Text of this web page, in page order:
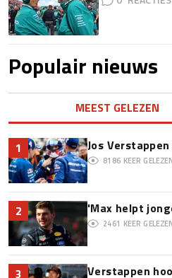
Populair nieuws
MEEST GELEZEN
1 Jos
8186 KEER
2 'Max helpt
2461 KEER
3
Verstappen